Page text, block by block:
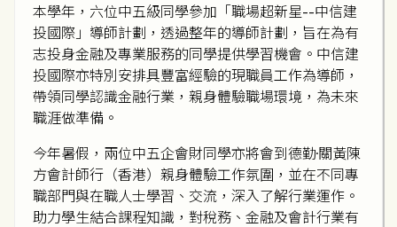
本學年，六位中五級同學參加「職場超新星--中信建
投國際」導師計劃，透過整年的導師計劃，旨在為有
志投身金融及專業服務的同學提供學習機會。中信建
投國際亦特別安排具豐富經驗的現職員工作為導師，
帶領同學認識金融行業，親身體驗職場環境，為未來
職涯做準備。
今年暑假，兩位中五企會財同學亦將會到德勤·關黃陳
方會計師行（香港）親身體驗工作氛圍，並在不同專
職部門與在職人士學習、交流，深入了解行業運作。
助力學生結合課程知識，對稅務、金融及會計行業有